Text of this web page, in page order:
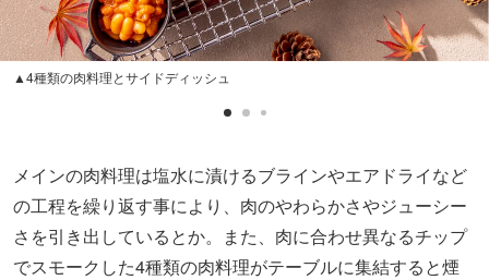
▲4種類の肉料理とサイドディッシュ
メインの肉料理は塩水に漬けるブラインやエアドライなど
の工程を繰り返す事により、肉のやわらかさやジューシー
さを引き出しているとか。また、肉に合わせ異なるチップ
でスモークした4種類の肉料理がテーブルに集結すると煙